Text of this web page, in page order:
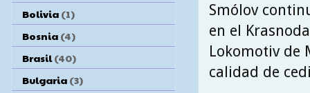
Smólov
en el
Lokomotiv de
calidad de
Bolivia (1)
Bosnia (4)
Brasil (40)
Bulgaria (3)